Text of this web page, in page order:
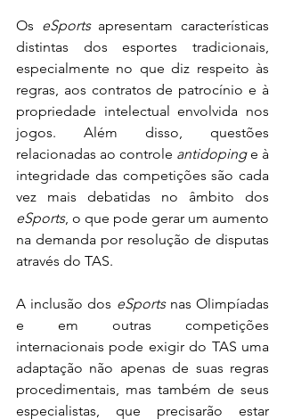
Os eSports apresentam características
distintas dos esportes tradicionais,
especialmente no que diz respeito às
regras, aos contratos de patrocínio e à
propriedade intelectual envolvida nos
jogos. Além disso, questões
relacionadas ao controle antidoping e à
integridade das competições são cada
eSports, o que pode gerar um aumento
na demanda por resolução de disputas
através do TAS.
A inclusão dos eSports nas Olimpíadas
e em outras competições
internacionais pode exigir do TAS uma
adaptação não apenas de suas regras
procedimentais, mas também de seus
especialistas, que precisarão estar